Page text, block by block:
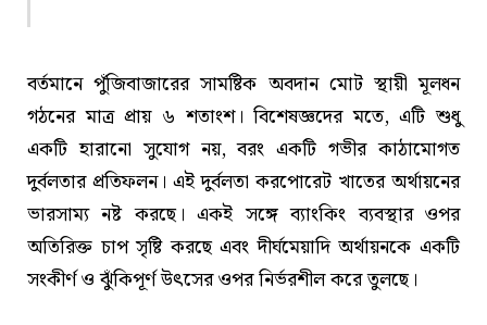
বর্তমানে পুঁজিবাজারের সামষ্টিক অবদান মোট স্থায়ী মূলধন
গঠনের মাত্র প্রায় ৬ শতাংশ। বিশেষজ্ঞদের মতে, এটি শুধু
একটি হারানো সুযোগ নয়, বরং একটি গভীর কাঠামোগত
দুর্বলতার প্রতিফলন। এই দুর্বলতা করপোরেট খাতের অর্থায়নের
ভারসাম্য নষ্ট করছে। একই সঙ্গে ব্যাংকিং ব্যবস্থার ওপর
অতিরিক্ত চাপ সৃষ্টি করছে এবং দীর্ঘমেয়াদি অর্থায়নকে একটি
সংকীর্ণ ও ঝুঁকিপূর্ণ উৎসের ওপর নির্ভরশীল করে তুলছে।